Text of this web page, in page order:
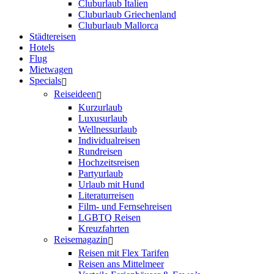
Cluburlaub Italien
Cluburlaub Griechenland
Cluburlaub Mallorca
Städtereisen
Hotels
Flug
Mietwagen
Specials
Reiseideen
Kurzurlaub
Luxusurlaub
Wellnessurlaub
Individualreisen
Rundreisen
Hochzeitsreisen
Partyurlaub
Urlaub mit Hund
Literaturreisen
Film- und Fernsehreisen
LGBTQ Reisen
Kreuzfahrten
Reisemagazin
Reisen mit Flex Tarifen
Reisen ans Mittelmeer